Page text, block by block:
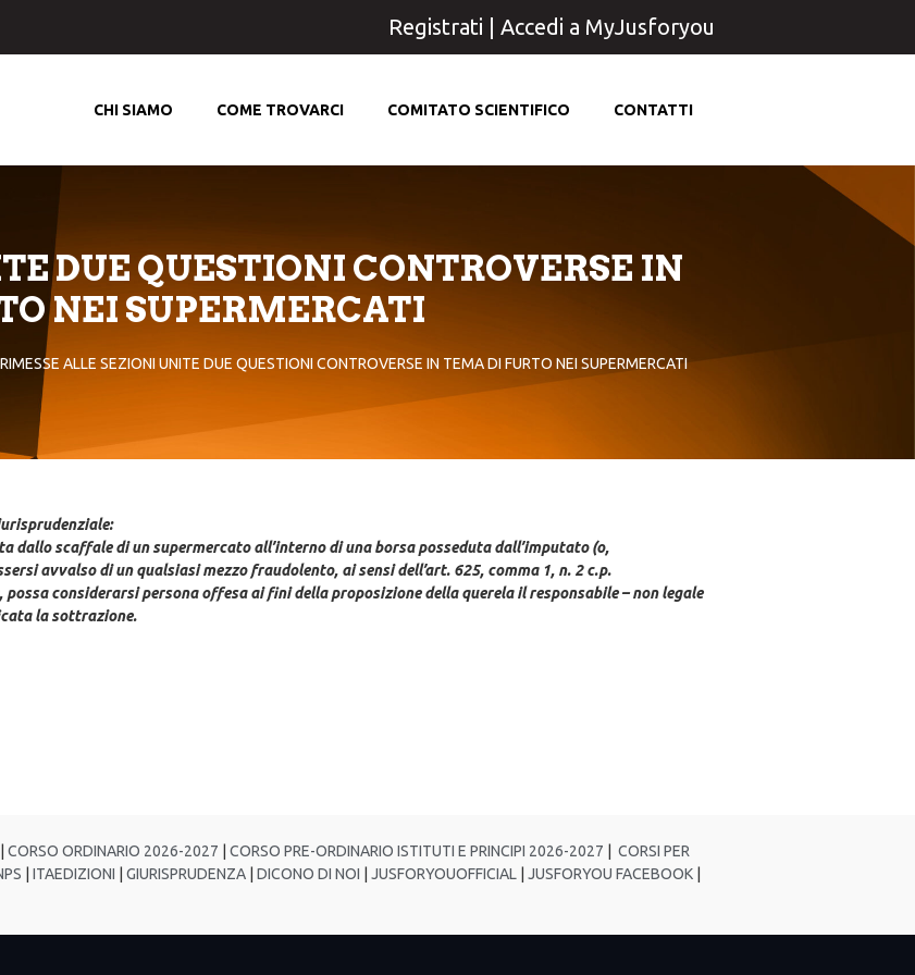
Registrati Accedi a MyJusforyou
CHI SIAMO COME TROVARCI COMITATO SCIENTIFICO CONTATTI
DUE QUESTIONI CONTROVERSE IN
NEI SUPERMERCATI
RIMESSE ALLE SEZIONI UNITE DUE QUESTIONI CONTROVERSE IN TEMA DI FURTO NEI SUPERMERCATI
scaffale di un supermercato all’interno di una borsa posseduta dall’imputato (o,
avvalso di un qualsiasi mezzo fraudolento, ai sensi dell’art. 625, comma 1, n. 2 c.p.
considerarsi persona offesa ai fini della proposizione della querela il responsabile – non legale
la sottrazione.
CORSO ORDINARIO 2026-2027 CORSO PRE-ORDINARIO ISTITUTI E PRINCIPI 2026-2027
CORSI PER
ITAEDIZIONI GIURISPRUDENZA DICONO DI NOI JUSFORYOUOFFICIAL JUSFORYOU FACEBOOK